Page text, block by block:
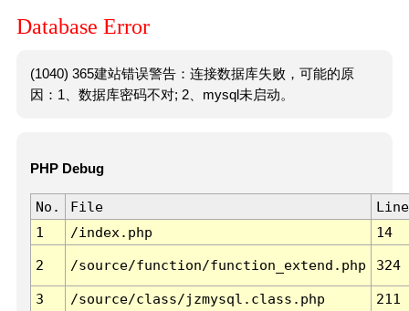
Database Error
(1040) 365建站错误警告：连接数据库失败，可能的原
因：1、数据库密码不对; 2、mysql未启动。
PHP Debug
No. File
Line
1
/index.php 14
2 /source/function/function_extend.php 324
3 /source/class/jzmysql.class.php
211